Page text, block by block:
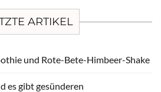
ARTIKEL
und Rote-Bete-Himbeer-Shake
es gibt gesünderen